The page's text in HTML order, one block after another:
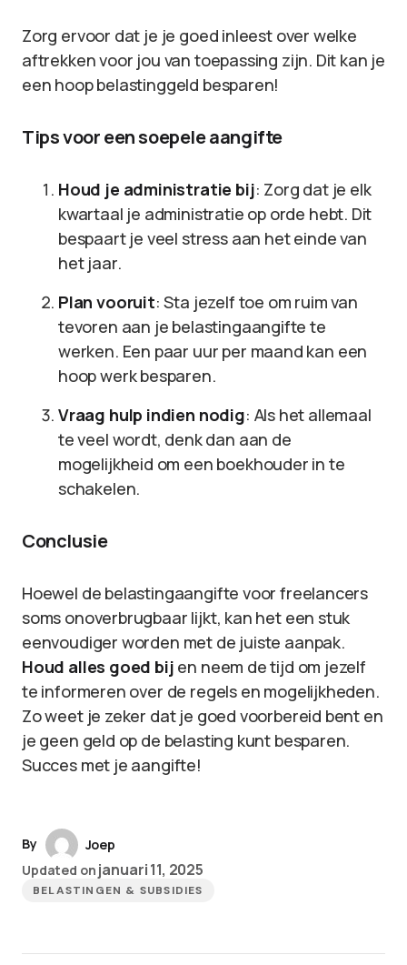
Zorg ervoor dat je je goed inleest over welke
aftrekken voor jou van toepassing zijn. Dit kan je
een hoop belastinggeld besparen!
Tips voor een soepele aangifte
Houd je administratie bij: Zorg dat je elk
kwartaal je administratie op orde hebt. Dit
bespaart je veel stress aan het einde van
het jaar.
Plan vooruit: Sta jezelf toe om ruim van
tevoren aan je belastingaangifte te
werken. Een paar uur per maand kan een
hoop werk besparen.
Vraag hulp indien nodig: Als het allemaal
te veel wordt, denk dan aan de
mogelijkheid om een boekhouder in te
schakelen.
Conclusie
Hoewel de belastingaangifte voor freelancers
soms onoverbrugbaar lijkt, kan het een stuk
eenvoudiger worden met de juiste aanpak.
Houd alles goed bij en neem de tijd om jezelf
te informeren over de regels en mogelijkheden.
Zo weet je zeker dat je goed voorbereid bent en
je geen geld op de belasting kunt besparen.
Succes met je aangifte!
By
Joep
Updated on januari 11, 2025
BELASTINGEN & SUBSIDIES